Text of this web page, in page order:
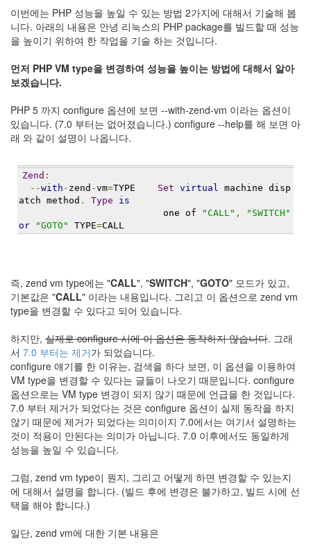
이번에는 PHP 성능을 높일 수 있는 방법 2가지에 대해서 기술해 봅
니다. 아래의 내용은 안녕 리눅스의 PHP package를 빌드할 때 성능
을 높이기 위하여 한 작업을 기술 하는 것입니다.
먼저 PHP VM type을 변경하여 성능을 높이는 방법에 대해서 알아
보겠습니다.
PHP 5 까지 configure 옵션에 보면 --with-zend-vm 이라는 옵션이
있습니다. (7.0 부터는 없어졌습니다.) configure --help를 해 보면 아
래 와 같이 설명이 나옵니다.
Zend :
--with - zend -vm=TYPE Set virtual machine disp
atch method . Type
is
one of
"CALL" ,
"SWITCH"
or
"GOTO" TYPE=CALL
즉, zend vm type에는 "CALL", "SWITCH", "GOTO" 모드가 있고,
기본값은 "CALL" 이라는 내용입니다. 그리고 이 옵션으로 zend vm
type을 변경할 수 있다고 되어 있습니다.
하지만, 실제로 configure 시에 이 옵션은 동작하지 않습니다. 그래
서 7.0 부터는 제거가 되었습니다.
configure 얘기를 한 이유는, 검색을 하다 보면, 이 옵션을 이용하여
VM type을 변경할 수 있다는 글들이 나오기 때문입니다. configure
옵션으로는 VM type 변경이 되지 않기 때문에 언급을 한 것입니다.
7.0 부터 제거가 되었다는 것은 configure 옵션이 실제 동작을 하지
않기 때문에 제거가 되었다는 의미이지 7.0에서는 여기서 설명하는
것이 적용이 안된다는 의미가 아닙니다. 7.0 이후에서도 동일하게
성능을 높일 수 있습니다.
그럼, zend vm type이 뭔지, 그리고 어떻게 하면 변경할 수 있는지
에 대해서 설명을 합니다. (빌드 후에 변경은 불가하고, 빌드 시에 선
택을 해야 합니다.)
일단, zend vm에 대한 기본 내용은